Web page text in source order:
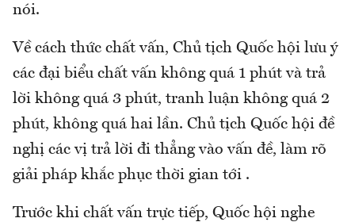
nói.
Về cách thức chất vấn, Chủ tịch Quốc hội lưu ý
các đại biểu chất vấn không quá 1 phút và trả
lời không quá 3 phút, tranh luận không quá 2
phút, không quá hai lần. Chủ tịch Quốc hội đề
nghị các vị trả lời đi thẳng vào vấn đề, làm rõ
giải pháp khắc phục thời gian tới .
Trước khi chất vấn trực tiếp, Quốc hội nghe